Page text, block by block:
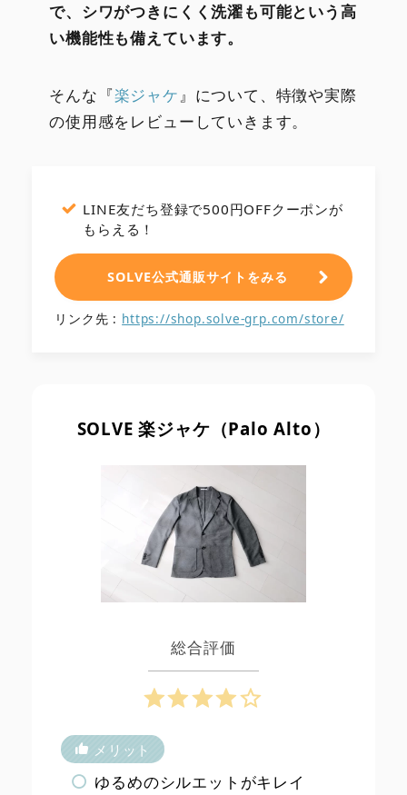
で、シワがつきにくく洗濯も可能という高
い機能性も備えています。
そんな『楽ジャケ』について、特徴や実際
の使用感をレビューしていきます。
LINE友だち登録で500円OFFクーポンが
もらえる！
SOLVE公式通販サイトをみる
リンク先 : https://shop.solve-grp.com/store/
SOLVE 楽ジャケ（Palo Alto）
総合評価
メリット
ゆるめのシルエットがキレイ